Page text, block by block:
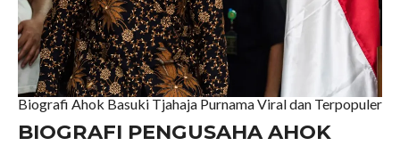
Biografi Ahok Basuki Tjahaja Purnama Viral dan Terpopuler
BIOGRAFI PENGUSAHA AHOK